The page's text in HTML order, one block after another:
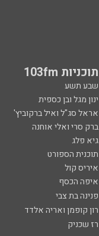
תוכניות 103fm
שבע תשע
ינון מגל ובן כספית
אראל סג"ל ואיל ברקוביץ'
ברק סרי ואלי אוחנה
גיא פלג
תוכנית הספורט
איריס קול
איפה הכסף
פנינה בת צבי
רון קופמן ואריה אלדד
רז שכניק